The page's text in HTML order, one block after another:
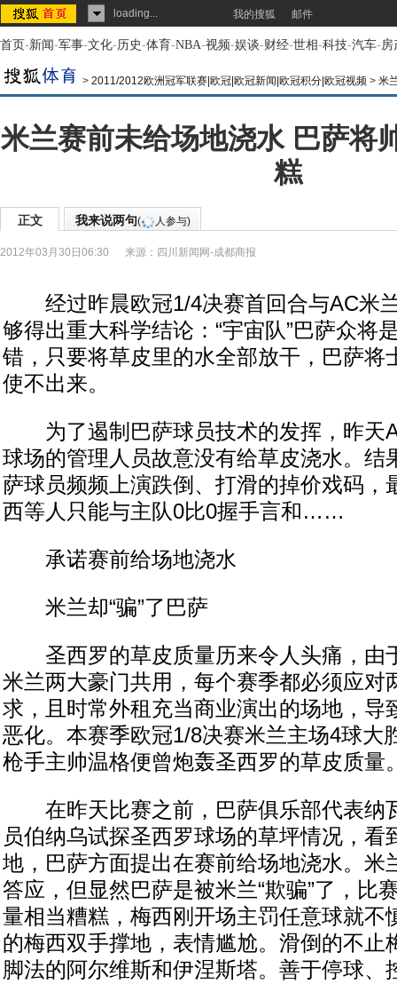
loading... 我的搜狐 邮件
首页-新闻-军事-文化-历史-体育-NBA-视频-娱谈-财经-世相-科技-汽车-房
> 2011/2012欧洲冠军联赛|欧冠|欧冠新闻|欧冠积分|欧冠视频 > 米
米兰赛前未给场地浇水 巴萨将
糕
正文 我来说两句( 人参与)
2012年03月30日06:30 来源： 四川新闻网-成都商报
经过昨晨欧冠1/4决赛首回合与AC米
够得出重大科学结论：“宇宙队”巴萨众将
错，只要将草皮里的水全部放干，巴萨将
使不出来。
为了遏制巴萨球员技术的发挥，昨天
球场的管理人员故意没有给草皮浇水。结
萨球员频频上演跌倒、打滑的掉价戏码，
西等人只能与主队0比0握手言和……
承诺赛前给场地浇水
米兰却“骗”了巴萨
圣西罗的草皮质量历来令人头痛，由
米兰两大豪门共用，每个赛季都必须应对
求，且时常外租充当商业演出的场地，导
恶化。本赛季欧冠1/8决赛米兰主场4球大
枪手主帅温格便曾炮轰圣西罗的草皮质量
在昨天比赛之前，巴萨俱乐部代表纳
员伯纳乌试探圣西罗球场的草坪情况，看
地，巴萨方面提出在赛前给场地浇水。米
答应，但显然巴萨是被米兰“欺骗”了，比
量相当糟糕，梅西刚开场主罚任意球就不
的梅西双手撑地，表情尴尬。滑倒的不止
脚法的阿尔维斯和伊涅斯塔。善于停球、